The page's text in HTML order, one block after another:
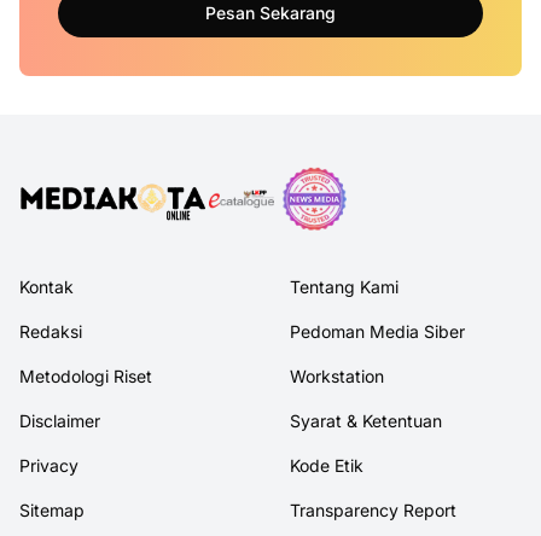
Pesan Sekarang
Kontak Tentang Kami
Redaksi Pedoman Media Siber
Metodologi Riset Workstation
Disclaimer Syarat & Ketentuan
Privacy Kode Etik
Sitemap Transparency Report